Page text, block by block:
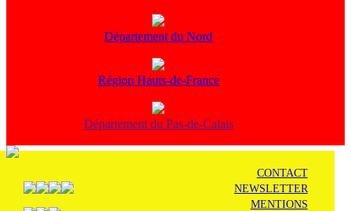
Département du Nord
Région Hauts-de-France
Département du Pas-de-Calais
CONTACT
NEWSLETTER
MENTIONS